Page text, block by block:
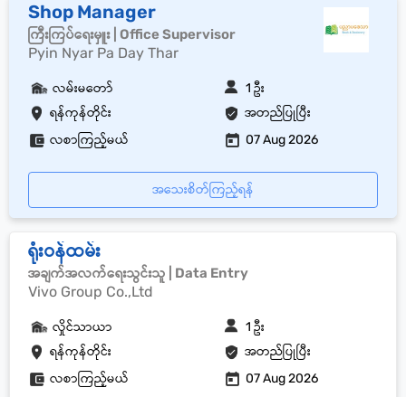
Shop Manager
ကြီးကြပ်ရေးမှူး | Office Supervisor
Pyin Nyar Pa Day Thar
ရန်ကုန်တိုင်း အတည်ပြုပြီး
လမ်းမတော် 1 ဦး
လစာကြည့်မယ် 07 Aug 2026
အသေးစိတ်ကြည့်ရန်
ရုံးဝန်ထမ်း
အချက်အလက်ရေးသွင်းသူ | Data Entry
Vivo Group Co.,Ltd
ရန်ကုန်တိုင်း အတည်ပြုပြီး
လှိုင်သာယာ 1 ဦး
လစာကြည့်မယ် 07 Aug 2026